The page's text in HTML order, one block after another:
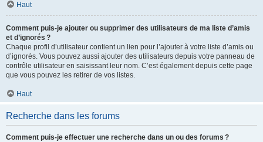
Haut
Comment puis-je ajouter ou supprimer des utilisateurs de ma liste d’amis
et d’ignorés ?
Chaque profil d’utilisateur contient un lien pour l’ajouter à votre liste d’amis ou
d’ignorés. Vous pouvez aussi ajouter des utilisateurs depuis votre panneau de
contrôle utilisateur en saisissant leur nom. C’est également depuis cette page
que vous pouvez les retirer de vos listes.
Haut
Recherche dans les forums
Comment puis-je effectuer une recherche dans un ou des forums ?